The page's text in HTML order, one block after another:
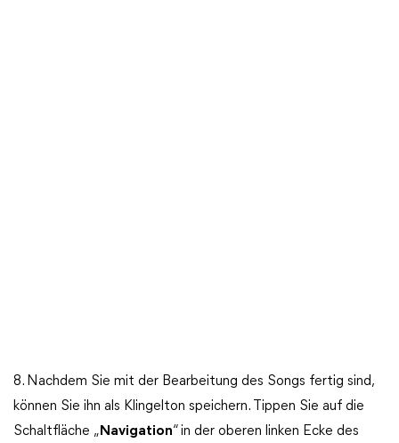
8. Nachdem Sie mit der Bearbeitung des Songs fertig sind,
können Sie ihn als Klingelton speichern. Tippen Sie auf die
Schaltfläche „ Navigation“ in der oberen linken Ecke des